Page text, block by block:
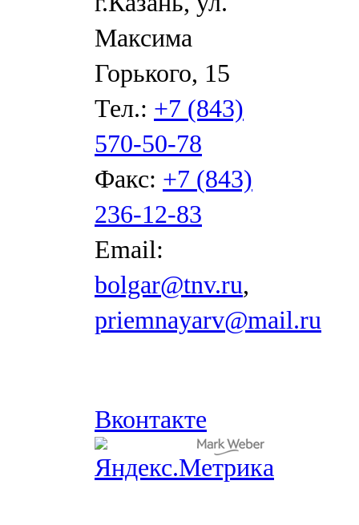
Максима
Горького, 15
Тел.: +7 (843)
570-50-78
Факс: +7 (843)
236-12-83
Email:
bolgar@tnv.ru,
priemnayarv@mail.ru
Вконтакте